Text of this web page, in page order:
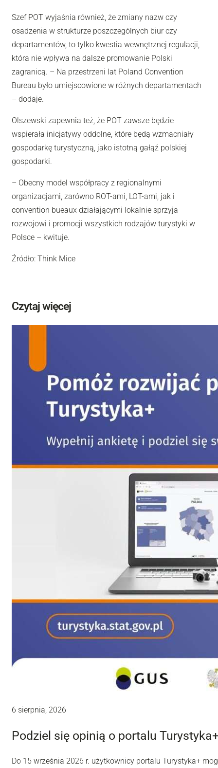
Szef POT wyjaśnia również, że zmiany nazw czy
osadzenia w strukturze poszczególnych biur czy
departamentów, to tylko kwestia wewnętrznej regulacji,
która nie wpływa na dalsze promowanie Polski
zagranicą. – Na przestrzeni lat Poland Convention
Bureau było umiejscowione w różnych departamentach
– dodaje.
Olszewski zapewnia też, że POT zawsze będzie
wspierała inicjatywy oddolne, które będą wzmacniały
gospodarkę turystyczną, jako istotną gałąź polskiej
gospodarki.
– Obecny model współpracy z regionalnymi
organizacjami, zarówno ROT-ami, LOT-ami, jak i
convention bueaux działającymi lokalnie sprzyja
rozwojowi i promocji wszystkich rodzajów turystyki w
Polsce – kwituje.
Źródło: Think Mice
Czytaj więcej
6 sierpnia, 2026
Podziel się opinią o portalu
Do 15 września 2026 r. użytkownicy portalu Turystyka+